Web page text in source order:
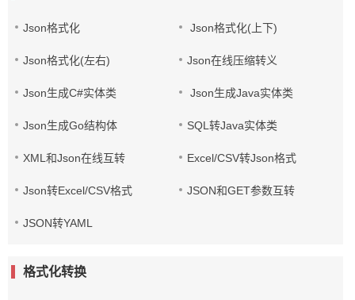
Json格式化 Json格式化(上下)
Json格式化(左右) Json在线压缩转义
Json生成C#实体类 Json生成Java实体类
Json生成Go结构体 SQL转Java实体类
XML和Json在线互转 Excel/CSV转Json格式
Json转Excel/CSV格式 JSON和GET参数互转
JSON转YAML
格式化转换